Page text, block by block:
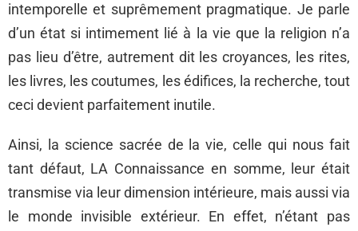
intemporelle et suprêmement pragmatique. Je parle
d’un état si intimement lié à la vie que la religion n’a
pas lieu d’être, autrement dit les croyances, les rites,
les livres, les coutumes, les édifices, la recherche, tout
ceci devient parfaitement inutile.
Ainsi, la science sacrée de la vie, celle qui nous fait
tant défaut, LA Connaissance en somme, leur était
transmise via leur dimension intérieure, mais aussi via
le monde invisible extérieur. En effet, n’étant pas